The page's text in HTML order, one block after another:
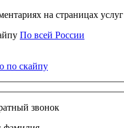
на страницах услуг
По всей России
по скайпу
звонок